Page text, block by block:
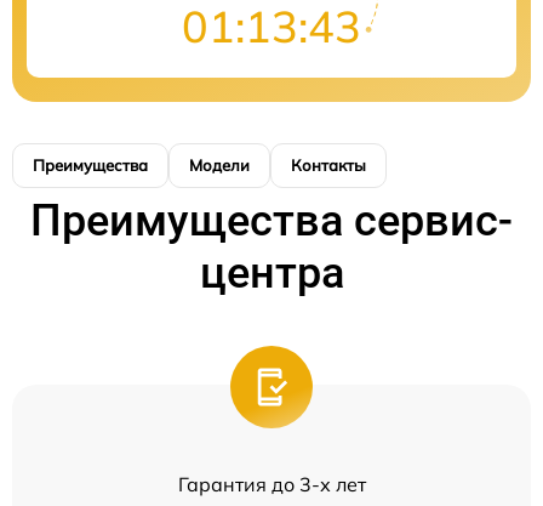
01:13:43
Преимущества Модели Контакты
Преимущества сервис-
центра
Гарантия до 3-х лет